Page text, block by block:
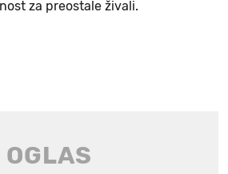
za preostale živali.